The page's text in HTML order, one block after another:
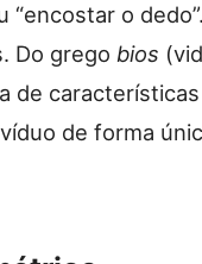
“encostar o
Do grego bios
de
de forma